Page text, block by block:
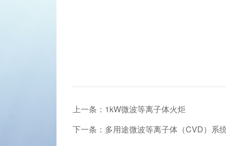
上一条：1kW微波等离子体火炬
下一条：多用途微波等离子体（CVD）系